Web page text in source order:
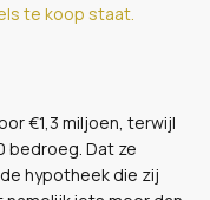
te koop staat.
€1,3 miljoen, terwijl
bedroeg. Dat ze
hypotheek die zij